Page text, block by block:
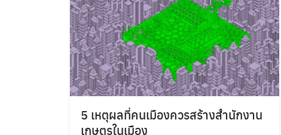
5 เหตุผลที่คนเมืองควรสร้างสำนักงาน
เกษตรในเมือง